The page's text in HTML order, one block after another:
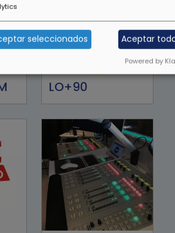
LO+90
seleccionados Aceptar
Powered by